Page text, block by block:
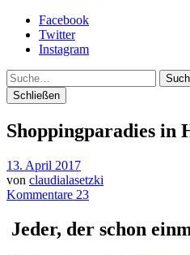
Facebook
Twitter
Instagram
Suche
Schließen
Shoppingparadies in
13. April 2017
von claudialasetzki
Kommentare 23
Jeder, der schon